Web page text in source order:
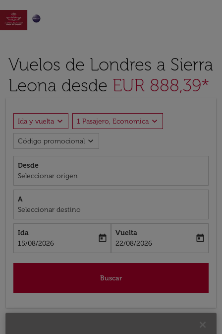

Vuelos de Londres a Sierra
Leona desde EUR 888,39*
Ida y vuelta expand_more 1 Pasajero, Economica expand_more
Código promocional expand_more
Desde
Seleccionar origen
A
Seleccionar destino
Ida
fc-booking-departure-date-aria-label
15/08/2026
today
Vuelta
fc-booking-return-date-aria-label
22/08/2026
today
Buscar